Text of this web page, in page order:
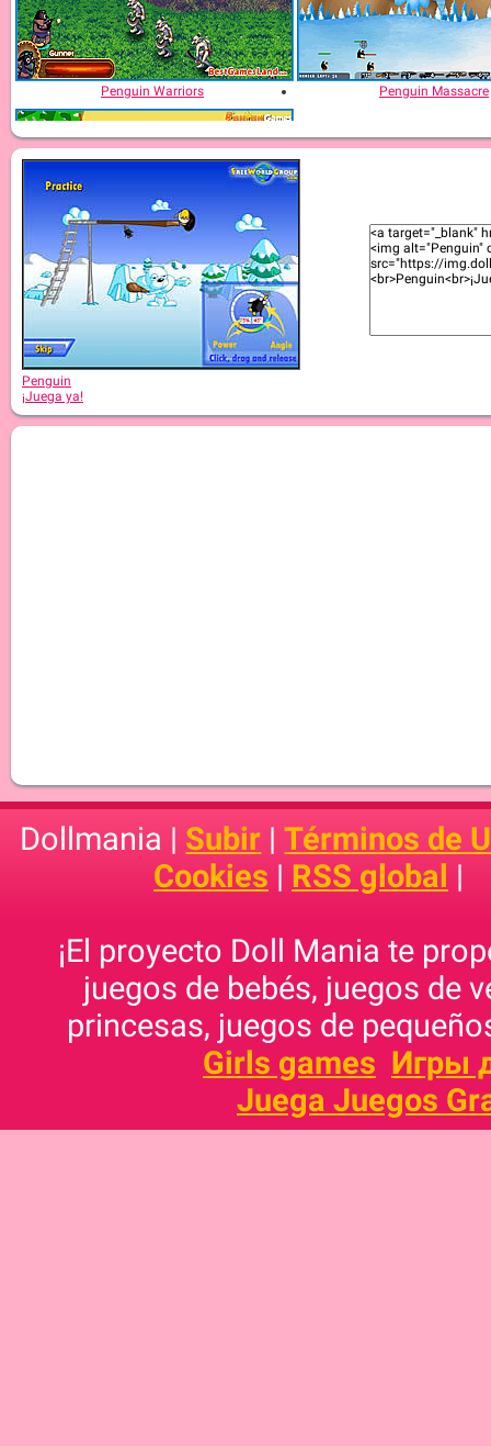
Penguin Warriors Penguin Massacre
Penguin
¡Juega ya!
Dollmania | Subir |Términos de
Cookies | RSS global |
¡El proyecto Doll Mania te
juegos de bebés, juegos de
princesas, juegos de
Girls games Игры
Juega Juegos